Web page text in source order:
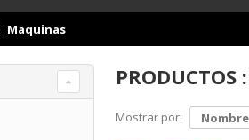
Maquinas
Mostrar por: